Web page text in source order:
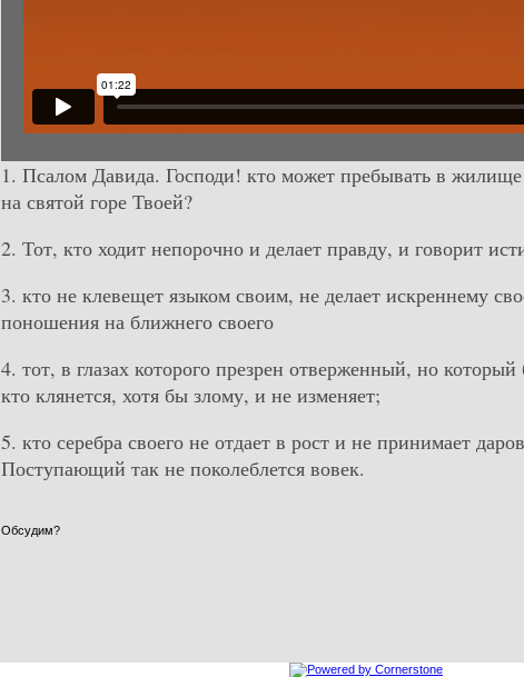
1. Псалом Давида. Господи! кто может пребывать в
на святой горе Твоей?
2. Тот, кто ходит непорочно и делает правду, и говорит
3. кто не клевещет языком своим, не делает искреннему
поношения на ближнего своего
4. тот, в глазах которого презрен отверженный, но
кто клянется, хотя бы злому, и не изменяет;
5. кто серебра своего не отдает в рост и не принимает
Поступающий так не поколеблется вовек.
Обсудим?